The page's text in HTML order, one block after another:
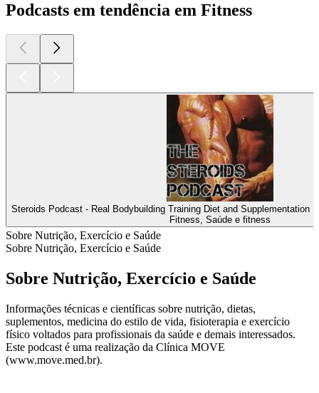
Podcasts em tendência em Fitness
Steroids Podcast - Real Bodybuilding Training Diet and Supplementation
Fitness, Saúde e fitness
Sobre Nutrição, Exercício e Saúde
Sobre Nutrição, Exercício e Saúde
Sobre Nutrição, Exercício e Saúde
Informações técnicas e científicas sobre nutrição, dietas,
suplementos, medicina do estilo de vida, fisioterapia e exercício
físico voltados para profissionais da saúde e demais interessados.
Este podcast é uma realização da Clínica MOVE
(www.move.med.br).